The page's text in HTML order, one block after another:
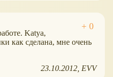
Katya,
как сделана, мне очень
23.10.2012 EVV